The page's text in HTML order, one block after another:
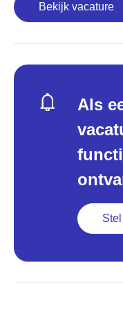
Bekijk vacature
Als